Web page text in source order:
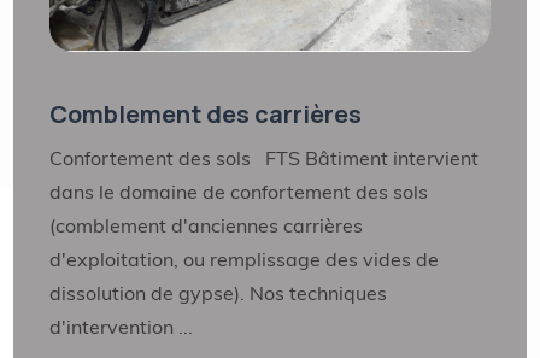
Comblement des carrières
Confortement des sols FTS Bâtiment intervient
dans le domaine de confortement des sols
(comblement d'anciennes carrières
d'exploitation, ou remplissage des vides de
dissolution de gypse). Nos techniques
d'intervention ...